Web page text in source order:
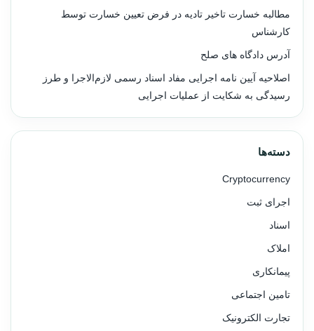
مطالبه خسارت تاخیر تادیه در فرض تعیین خسارت توسط
کارشناس
آدرس دادگاه های صلح
اصلاحیه آیین نامه اجرایی مفاد اسناد رسمی لازم‌الاجرا و طرز
رسیدگی به شکایت از عملیات اجرایی
دسته‌ها
Cryptocurrency
اجرای ثبت
اسناد
املاک
پیمانکاری
تامین اجتماعی
تجارت الکترونیک